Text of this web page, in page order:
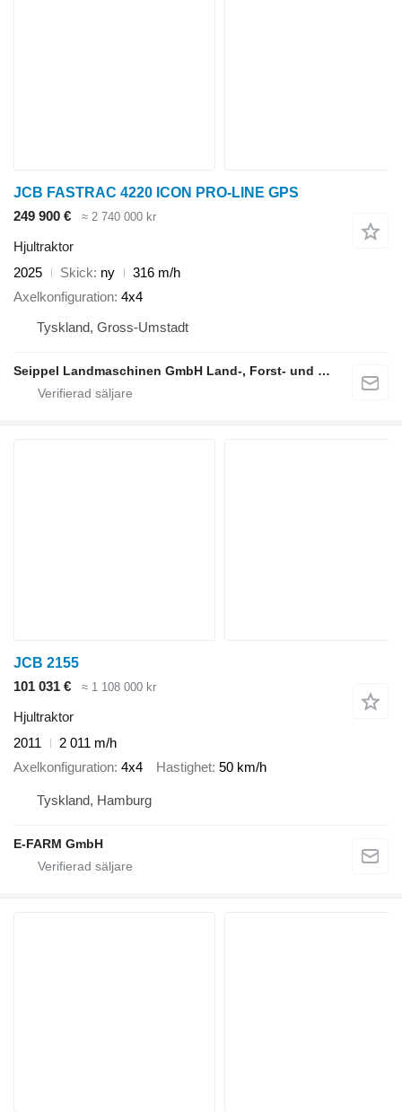
JCB FASTRAC 4220 ICON PRO-LINE GPS
249 900 €
≈ 2 740 000 kr
Hjultraktor
2025
Skick ny
316 m/h
Axelkonfiguration 4x4
Tyskland, Gross-Umstadt
Seippel Landmaschinen GmbH Land-, Forst- und Gartentechnik
JCB 2155
101 031 €
≈ 1 108 000 kr
Hjultraktor
2011
2 011 m/h
Axelkonfiguration 4x4 Hastighet 50 km/h
Tyskland, Hamburg
E-FARM GmbH